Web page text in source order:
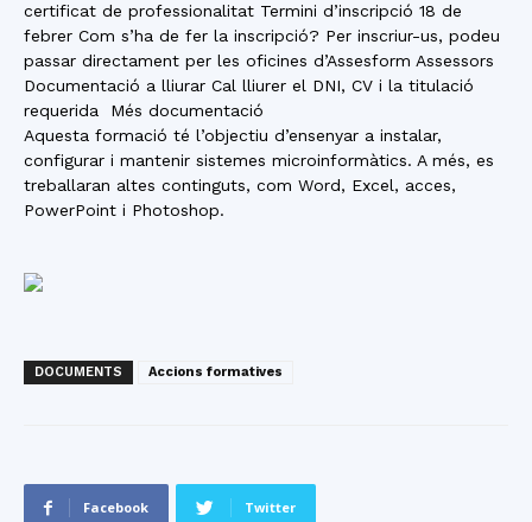
certificat de professionalitat Termini d’inscripció 18 de
febrer Com s’ha de fer la inscripció? Per inscriur-us, podeu
passar directament per les oficines d’Assesform Assessors
Documentació a lliurar Cal lliurer el DNI, CV i la titulació
requerida Més documentació
Aquesta formació té l’objectiu d’ensenyar a instalar,
configurar i mantenir sistemes microinformàtics. A més, es
treballaran altes continguts, com Word, Excel, acces,
PowerPoint i Photoshop.
DOCUMENTS Accions formatives
Facebook Twitter